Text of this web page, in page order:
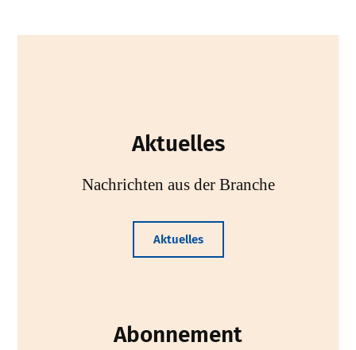
Aktuelles
Nachrichten aus der Branche
Aktuelles
Abonnement